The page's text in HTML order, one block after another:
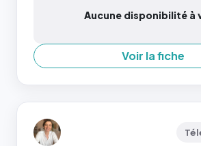
Aucune disponibilité à
Voir la fiche